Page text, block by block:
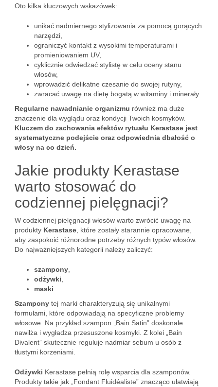
Oto kilka kluczowych wskazówek:
unikać nadmiernego stylizowania za pomocą gorących
narzędzi,
ograniczyć kontakt z wysokimi temperaturami i
promieniowaniem UV,
cyklicznie odwiedzać stylistę w celu oceny stanu
włosów,
wprowadzić delikatne czesanie do swojej rutyny,
zwracać uwagę na dietę bogatą w witaminy i minerały.
Regularne nawadnianie organizmu również ma duże
znaczenie dla wyglądu oraz kondycji Twoich kosmyków.
Kluczem do zachowania efektów rytuału Kerastase jest
systematyczne podejście oraz odpowiednia dbałość o
włosy na co dzień.
Jakie produkty Kerastase
warto stosować do
codziennej pielęgnacji?
W codziennej pielęgnacji włosów warto zwrócić uwagę na
produkty Kerastase , które zostały starannie opracowane,
aby zaspokoić różnorodne potrzeby różnych typów włosów.
Do najważniejszych kategorii należy zaliczyć:
szampony
odżywki
maski
Szampony tej marki charakteryzują się unikalnymi
formułami, które odpowiadają na specyficzne problemy
włosowe. Na przykład szampon „Bain Satin” doskonale
nawilża i wygładza przesuszone kosmyki. Z kolei „Bain
Divalent” skutecznie reguluje nadmiar sebum u osób z
tłustymi korzeniami.
Odżywki Kerastase pełnią rolę wsparcia dla szamponów.
Produkty takie jak „Fondant Fluidéaliste” znacząco ułatwiają